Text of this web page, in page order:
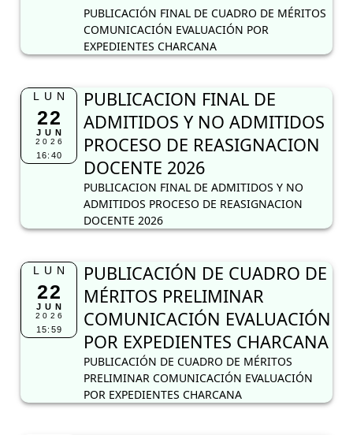
PUBLICACIÓN FINAL DE CUADRO DE MÉRITOS
COMUNICACIÓN EVALUACIÓN POR
EXPEDIENTES CHARCANA
LUN
22
JUN
2026
16:40
PUBLICACION FINAL DE
ADMITIDOS Y NO ADMITIDOS
PROCESO DE REASIGNACION
DOCENTE 2026
PUBLICACION FINAL DE ADMITIDOS Y NO
ADMITIDOS PROCESO DE REASIGNACION
DOCENTE 2026
LUN
22
JUN
2026
15:59
PUBLICACIÓN DE CUADRO DE
MÉRITOS PRELIMINAR
COMUNICACIÓN EVALUACIÓN
POR EXPEDIENTES CHARCANA
PUBLICACIÓN DE CUADRO DE MÉRITOS
PRELIMINAR COMUNICACIÓN EVALUACIÓN
POR EXPEDIENTES CHARCANA